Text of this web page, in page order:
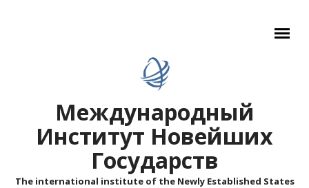
Международный
Институт Новейших
Государств
The international institute of the Newly Established States